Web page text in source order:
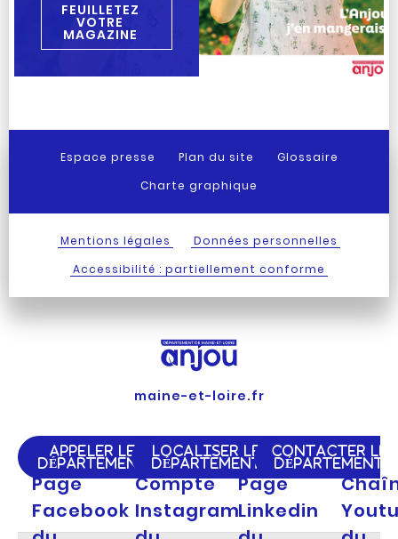
FEUILLETEZ
VOTRE
MAGAZINE
Espace presse Plan du site
Glossaire
Charte graphique
Mentions légales
Données personnelles
Accessibilité : partiellement conforme
maine-et-loire.fr
APPELER LE
DÉPARTEMENT
LOCALISER LE
DÉPARTEMENT
CONTACTER LE
DÉPARTEMENT
Page
Facebook
Compte
Instagram
Page
Linkedin